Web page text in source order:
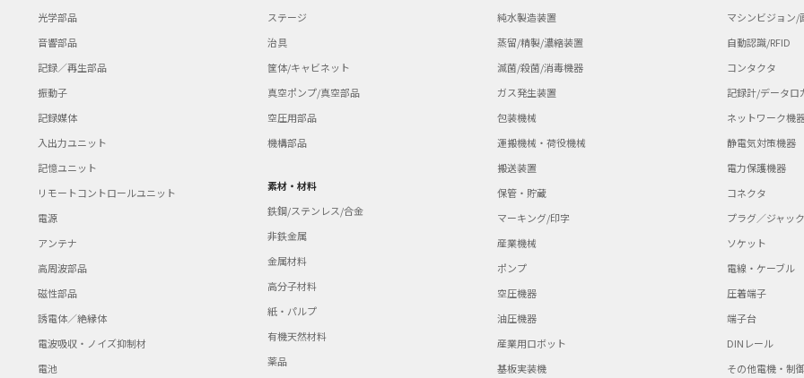
光学部品
音響部品
記録／再生部品
振動子
記録媒体
入出力ユニット
記憶ユニット
リモートコントロールユニット
電源
アンテナ
高周波部品
磁性部品
誘電体／絶縁体
電波吸収・ノイズ抑制材
電池
ステージ
治具
筐体/キャビネット
真空ポンプ/真空部品
空圧用部品
機構部品
素材・材料
鉄鋼/ステンレス/合金
非鉄金属
金属材料
高分子材料
紙・パルプ
有機天然材料
薬品
純水製造装置
蒸留/精製/濃縮装置
滅菌/殺菌/消毒機器
ガス発生装置
包装機械
運搬機械・荷役機械
搬送装置
保管・貯蔵
マーキング/印字
産業機械
ポンプ
空圧機器
油圧機器
産業用ロボット
基板実装機
マシンビジョン/
自動認識/RFID
コンタクタ
記録計/データロ
ネットワーク機
静電気対策機器
電力保護機器
コネクタ
プラグ／ジャック
ソケット
電線・ケーブル
圧着端子
端子台
DINレール
その他電機・制御